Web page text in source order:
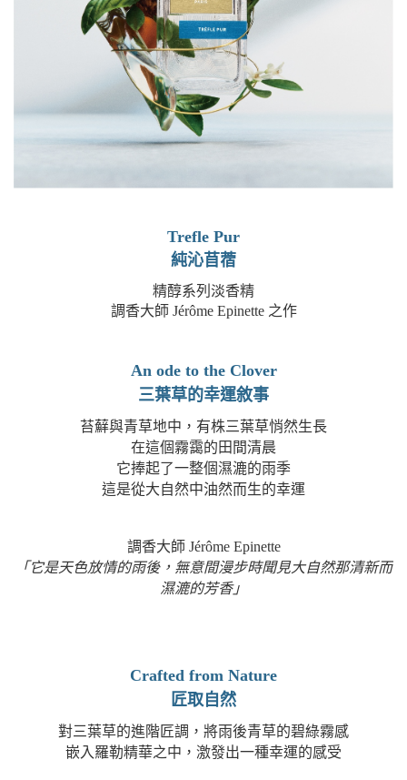
Trefle Pur
純沁苜蓿
精醇系列淡香精
調香大師 Jérôme Epinette 之作
An ode to the Clover
三葉草的幸運敘事
苔蘚與青草地中，有株三葉草悄然生長
在這個霧靄的田間清晨
它捧起了一整個濕漉的雨季
這是從大自然中油然而生的幸運
調香大師 Jérôme Epinette
「它是天色放情的雨後，無意間漫步時聞見大自然那清新而
濕漉的芳香」
Crafted from Nature
匠取自然
對三葉草的進階匠調，將雨後青草的碧綠霧感
嵌入羅勒精華之中，激發出一種幸運的感受